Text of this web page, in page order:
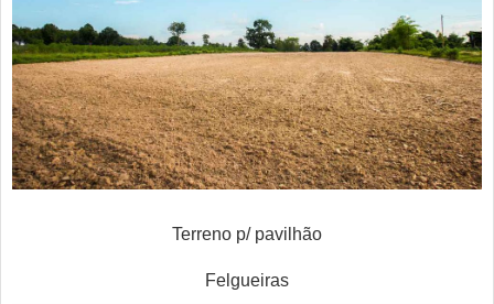
Terreno p/ pavilhão
Felgueiras